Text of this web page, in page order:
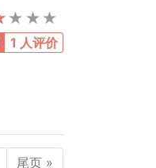
1 人评价
尾页 »